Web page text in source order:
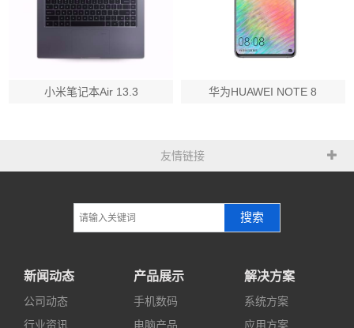
小米笔记本Air 13.3 华为HUAWEI NOTE 8
友情链接
搜索
新闻动态
公司动态
行业资讯
产品展示
手机数码
电脑产品
解决方案
系统方案
应用方案